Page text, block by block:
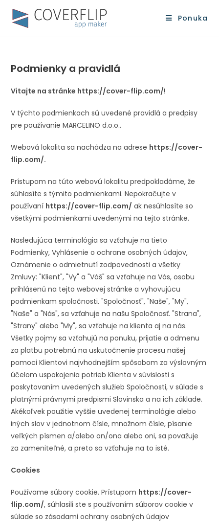
Ponuka
Podmienky a pravidlá
Vitajte na stránke https://cover-flip.com/!
V týchto podmienkach sú uvedené pravidlá a predpisy
pre používanie MARCELINO d.o.o..
Webová lokalita sa nachádza na adrese https://cover-
flip.com/.
Prístupom na túto webovú lokalitu predpokladáme, že
súhlasíte s týmito podmienkami. Nepokračujte v
používaní https://cover-flip.com/ ak nesúhlasíte so
všetkými podmienkami uvedenými na tejto stránke.
Nasledujúca terminológia sa vzťahuje na tieto
Podmienky, Vyhlásenie o ochrane osobných údajov,
Oznámenie o odmietnutí zodpovednosti a všetky
Zmluvy: "Klient", "Vy" a "Váš" sa vzťahuje na Vás, osobu
prihlásenú na tejto webovej stránke a vyhovujúcu
podmienkam spoločnosti. "Spoločnosť", "Naše", "My",
"Naše" a "Nás", sa vzťahuje na našu Spoločnosť. "Strana",
"Strany" alebo "My", sa vzťahuje na klienta aj na nás.
Všetky pojmy sa vzťahujú na ponuku, prijatie a odmenu
za platbu potrebnú na uskutočnenie procesu našej
pomoci Klientovi najvhodnejším spôsobom za výslovným
účelom uspokojenia potrieb Klienta v súvislosti s
poskytovaním uvedených služieb Spoločnosti, v súlade s
platnými právnymi predpismi Slovinska a na ich základe.
Akékoľvek použitie vyššie uvedenej terminológie alebo
iných slov v jednotnom čísle, množnom čísle, písanie
veľkých písmen a/alebo on/ona alebo oni, sa považuje
za zameniteľné, a preto sa vzťahuje na to isté.
Cookies
Používame súbory cookie. Prístupom https://cover-
flip.com/, súhlasili ste s používaním súborov cookie v
súlade so zásadami ochrany osobných údajov